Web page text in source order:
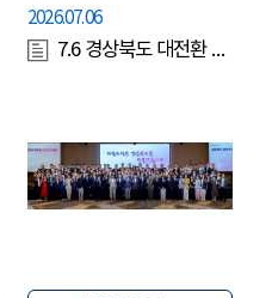
2026.07.06
7.6 경상북도 대전환 위원회 도민 보고대회